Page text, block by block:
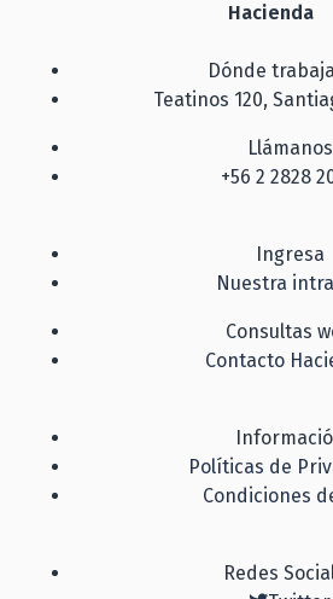
Hacienda
Dónde
Teatinos 120,
Llámanos
+56 2 2828
Ingresa
Nuestra
Consultas
Contacto
Políticas de
Condiciones
Redes